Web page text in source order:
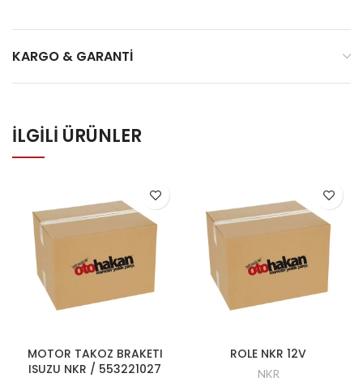
KARGO & GARANTI
İLGILI ÜRÜNLER
MOTOR TAKOZ BRAKETI
ISUZU NKR / 553221027
ROLE NKR 12V
NKR